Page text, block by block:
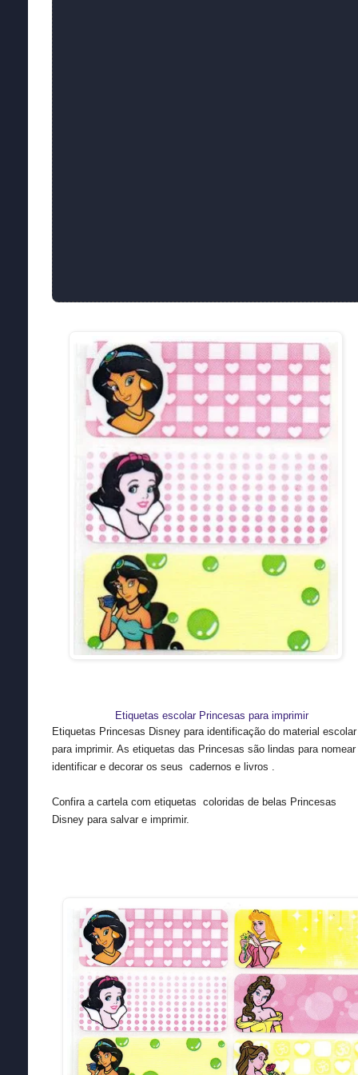
Etiquetas escolar Princesas para imprimir
Etiquetas Princesas Disney para identificação do material escolar
para imprimir. As etiquetas das Princesas são lindas para nomear
identificar e decorar os seus cadernos e livros .
Confira a cartela com etiquetas coloridas de belas Princesas
Disney para salvar e imprimir.